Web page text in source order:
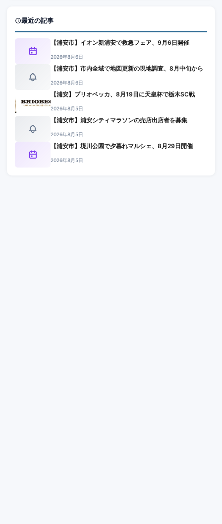
最近の記事
【浦安市】イオン新浦安で救急フェア、9月6日開催
2026年8月6日
【浦安市】市内全域で地図更新の現地調査、8月中旬から
2026年8月6日
【浦安】ブリオベッカ、8月19日に天皇杯で栃木SC戦
2026年8月5日
【浦安市】浦安シティマラソンの売店出店者を募集
2026年8月5日
【浦安市】境川公園で夕暮れマルシェ、8月29日開催
2026年8月5日